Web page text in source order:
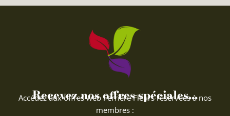
Recevez nos offres spéciales...
Accédez aux offres web Ferriere Fleurs réservées à nos
membres :